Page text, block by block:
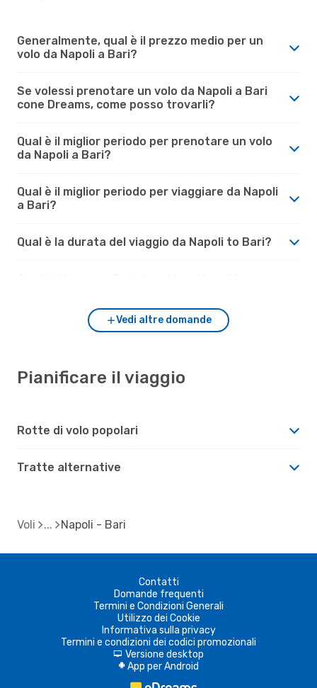
Generalmente, qual è il prezzo medio per un
volo da Napoli a Bari?
Se volessi prenotare un volo da Napoli a Bari
cone Dreams, come posso trovarli?
Qual è il miglior periodo per prenotare un volo
da Napoli a Bari?
Qual è il miglior periodo per viaggiare da Napoli
a Bari?
Qual è la durata del viaggio da Napoli to Bari?
Vedi altre domande
Pianificare il viaggio
Rotte di volo popolari
Tratte alternative
Voli Napoli - Bari
Contatti
Domande frequenti
Termini e Condizioni Generali
Utilizzo dei Cookie
Informativa sulla privacy
Termini e condizioni dei codici promozionali
d Versione desktop
A App per Android